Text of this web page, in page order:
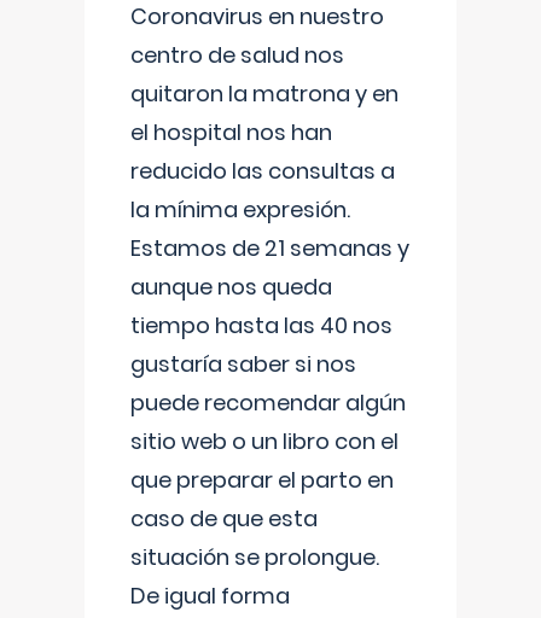
Coronavirus en nuestro
centro de salud nos
quitaron la matrona y en
el hospital nos han
reducido las consultas a
la mínima expresión.
Estamos de 21 semanas y
aunque nos queda
tiempo hasta las 40 nos
gustaría saber si nos
puede recomendar algún
sitio web o un libro con el
que preparar el parto en
caso de que esta
situación se prolongue.
De igual forma